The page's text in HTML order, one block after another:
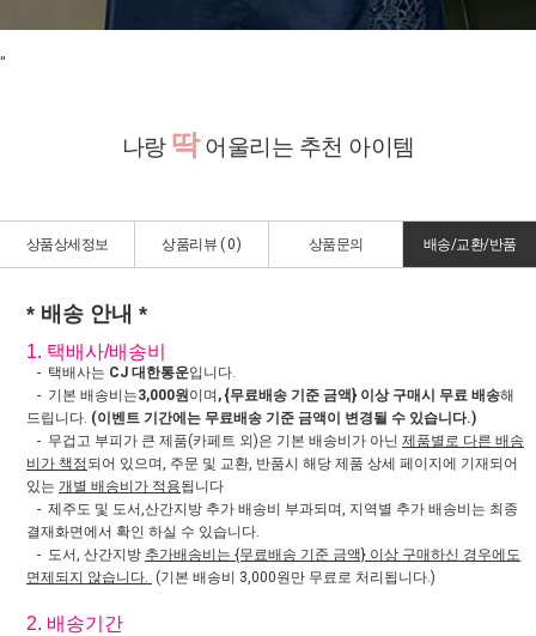
"
나랑 딱어울리는 추천 아이템
상품상세정보 상품리뷰 ( 0) 상품문의 배송/교환/반품
* 배송 안내 *
1. 택배사/배송비
- 택배사는 CJ 대한통운입니다.
- 기본 배송비는3,000원이며 , {무료배송 기준 금액} 이상 구매시 무료 배송해
드립니다. (이벤트 기간에는 무료배송 기준 금액이 변경될 수 있습니다.)
- 무겁고 부피가 큰 제품(카페트 외)은 기본 배송비가 아닌 제품별로 다른 배송
비가 책정되어 있으며, 주문 및 교환, 반품시 해당 제품 상세 페이지에 기재되어
있는 개별 배송비가 적용됩니다
- 제주도 및 도서,산간지방 추가 배송비 부과되며, 지역별 추가 배송비는 최종
결재화면에서 확인 하실 수 있습니다.
- 도서, 산간지방 추가배송비는 {무료배송 기준 금액} 이상 구매하신 경우에도
면제되지 않습니다. (기본 배송비 3,000원만 무료로 처리됩니다.)
2. 배송기간